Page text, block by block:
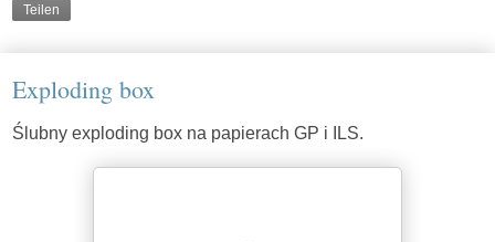
Teilen
Exploding box
Ślubny exploding box na papierach GP i ILS.